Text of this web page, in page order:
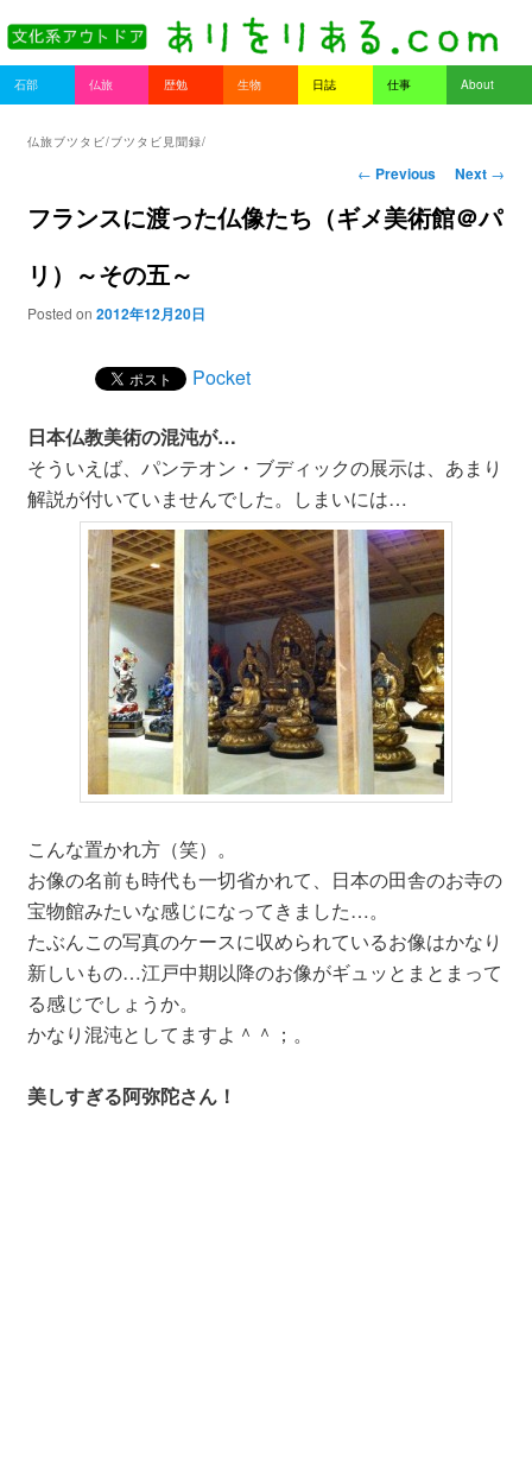
Main menu
Skip to primary content
Skip to secondary content
石部 仏旅 歴勉 生物 日誌 仕事 About
仏旅ブツタビ/ブツタビ見聞録/
Post navigation
← Previous Next →
フランスに渡った仏像たち（ギメ美術館＠パ
リ）～その五～
Posted on 2012年12月20日
Pocket
日本仏教美術の混沌が…
そういえば、パンテオン・ブディックの展示は、あまり
解説が付いていませんでした。しまいには…
こんな置かれ方（笑）。
お像の名前も時代も一切省かれて、日本の田舎のお寺の
宝物館みたいな感じになってきました…。
たぶんこの写真のケースに収められているお像はかなり
新しいもの…江戸中期以降のお像がギュッとまとまって
る感じでしょうか。
かなり混沌としてますよ＾＾；。
美しすぎる阿弥陀さん！